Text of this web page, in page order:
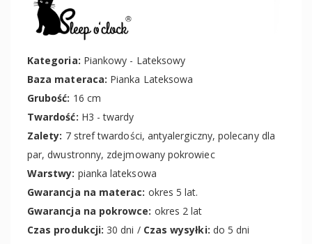
Kategoria: Piankowy - Lateksowy
Baza materaca: Pianka Lateksowa
Grubość: 16 cm
Twardość: H3 - twardy
Zalety: 7 stref twardości, antyalergiczny, polecany dla
par, dwustronny, zdejmowany pokrowiec
Warstwy: pianka lateksowa
Gwarancja na materac: okres 5 lat.
Gwarancja na pokrowce: okres 2 lat
Czas produkcji: 30 dni / Czas wysyłki: do 5 dni